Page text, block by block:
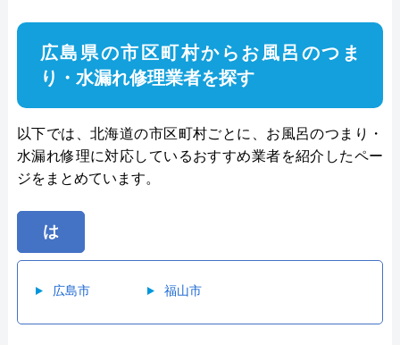
広島県の市区町村からお風呂のつま
り・水漏れ修理業者を探す
以下では、北海道の市区町村ごとに、お風呂のつまり・
水漏れ修理に対応しているおすすめ業者を紹介したペー
ジをまとめています。
は
広島市 福山市